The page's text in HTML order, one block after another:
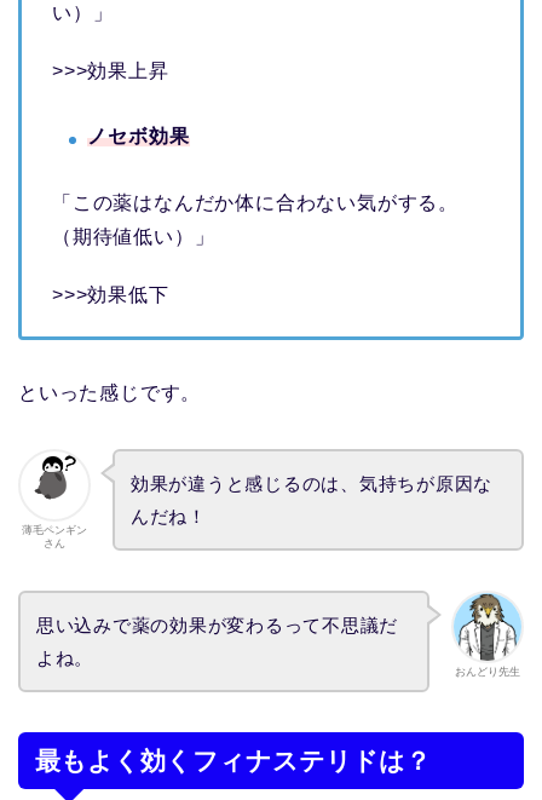
い）」
>>>効果上昇
ノセボ効果
「この薬はなんだか体に合わない気がする。
（期待値低い）」
>>>効果低下
といった感じです。
薄毛ペンギン
さん
効果が違うと感じるのは、気持ちが原因な
んだね！
おんどり先生
思い込みで薬の効果が変わるって不思議だ
よね。
最もよく効くフィナステリドは？